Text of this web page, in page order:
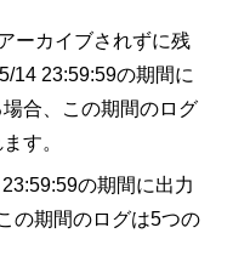
ーカイブされずに残
14 23:59:59の期間に
合、この期間のログ
す。
の期間に出力
の期間のログは5つの